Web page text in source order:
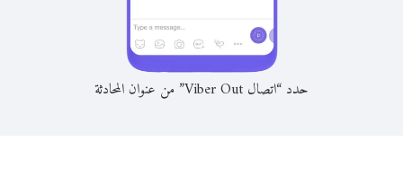
حدد “اتصال Viber Out” من عنوان المحادثة